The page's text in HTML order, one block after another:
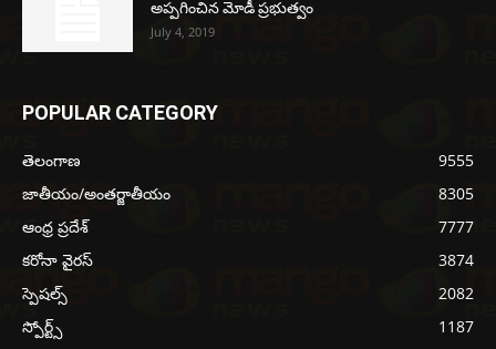
అప్పగించిన మోడీ ప్రభుత్వం
July 4, 2019
POPULAR CATEGORY
తెలంగాణ
9555
జాతీయం/అంతర్జాతీయం
8305
ఆంధ్ర ప్రదేశ్
7777
కరోనా వైరస్
3874
స్పెషల్స్
2082
స్పోర్ట్స్
1187